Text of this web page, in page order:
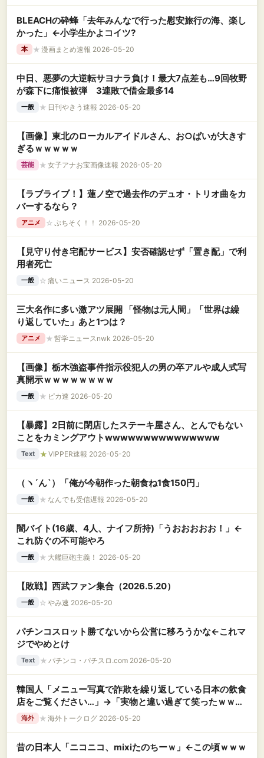
BLEACHの砕蜂「去年みんなで行った慰安旅行の海、楽し
かった」←小学生かよコイツ?
本 ★ 漫画まとめ速報 2026-05-20
中日、悪夢の大逆転サヨナラ負け！最大7点差も…9回牧野
が森下に痛恨被弾 3連敗で借金最多14
一般 ★ 日刊やきう速報 2026-05-20
【画像】東北のローカルアイドルさん、お○ぱいが大きす
ぎるｗｗｗｗｗ
芸能 ★ 女子アナお宝画像速報 2026-05-20
【ラブライブ！】蓮ノ空で過去作のデュオ・トリオ曲をカ
バーするなら？
アニメ ☆ ぷちそく！！ 2026-05-20
【見守り付き宅配サービス】安否確認せず「置き配」で利
用者死亡
一般 ☆ 痛いニュース 2026-05-20
三大名作に多い激アツ展開 「怪物は元人間」「世界は繰
り返していた」あと1つは？
アニメ ★ 哲学ニュースnwk 2026-05-20
【画像】栃木強盗事件指示役犯人の男の卒アルや成人式写
真開示ｗｗｗｗｗｗｗｗ
一般 ★ ピカ速 2026-05-20
【暴露】2日前に閉店したステーキ屋さん、とんでもない
ことをカミングアウトwwwwwwwwwwwwwww
Text ★ VIPPER速報 2026-05-20
（ヽ´ん`）「俺が今朝作った朝食ね1食150円」
一般 ★ なんでも受信遅報 2026-05-20
闇バイト(16歳、4人、ナイフ所持)「うおおおおお！」←
これ防ぐの不可能やろ
一般 ★ 大艦巨砲主義！ 2026-05-20
【敗戦】西武ファン集合（2026.5.20）
一般 ☆ やみ速 2026-05-20
パチンコスロット勝てないから公営に移ろうかな←これマ
ジでやめとけ
Text ★ パチンコ・パチスロ.com 2026-05-20
韓国人「メニュー写真で詐欺を繰り返している日本の飲食
店をご覧ください…」→「実物と違い過ぎて笑ったｗｗ」
＝韓国の反応
海外 ★ 海外トークログ 2026-05-20
昔の日本人「ニコニコ、mixiたのちーｗ」←この頃ｗｗｗ